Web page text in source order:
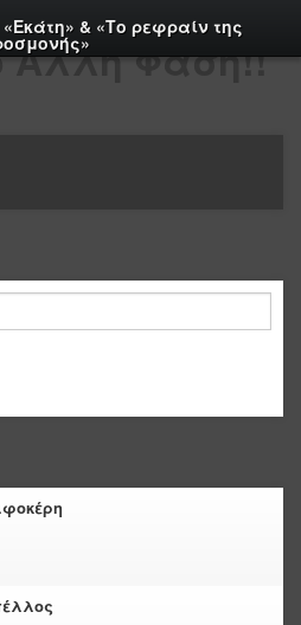
& «Το ρεφραίν της